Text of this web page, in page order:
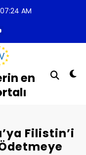
AM
en
Filistin’i